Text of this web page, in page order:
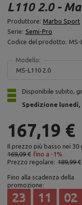
L110 2.0 -
Produttore: Marbo Sport
Serie: Semi-Pro
Codice del prodotto: MS-
Modello:
MS-L110 2.0
Disponibile subito,
Spedizione lunedì
167,19 €
Il prezzo più basso nei
169,09 € fino a -1%
Prezzo regolare: 189,99 €
Fino alla scadenza della
promozione:
23 11 02